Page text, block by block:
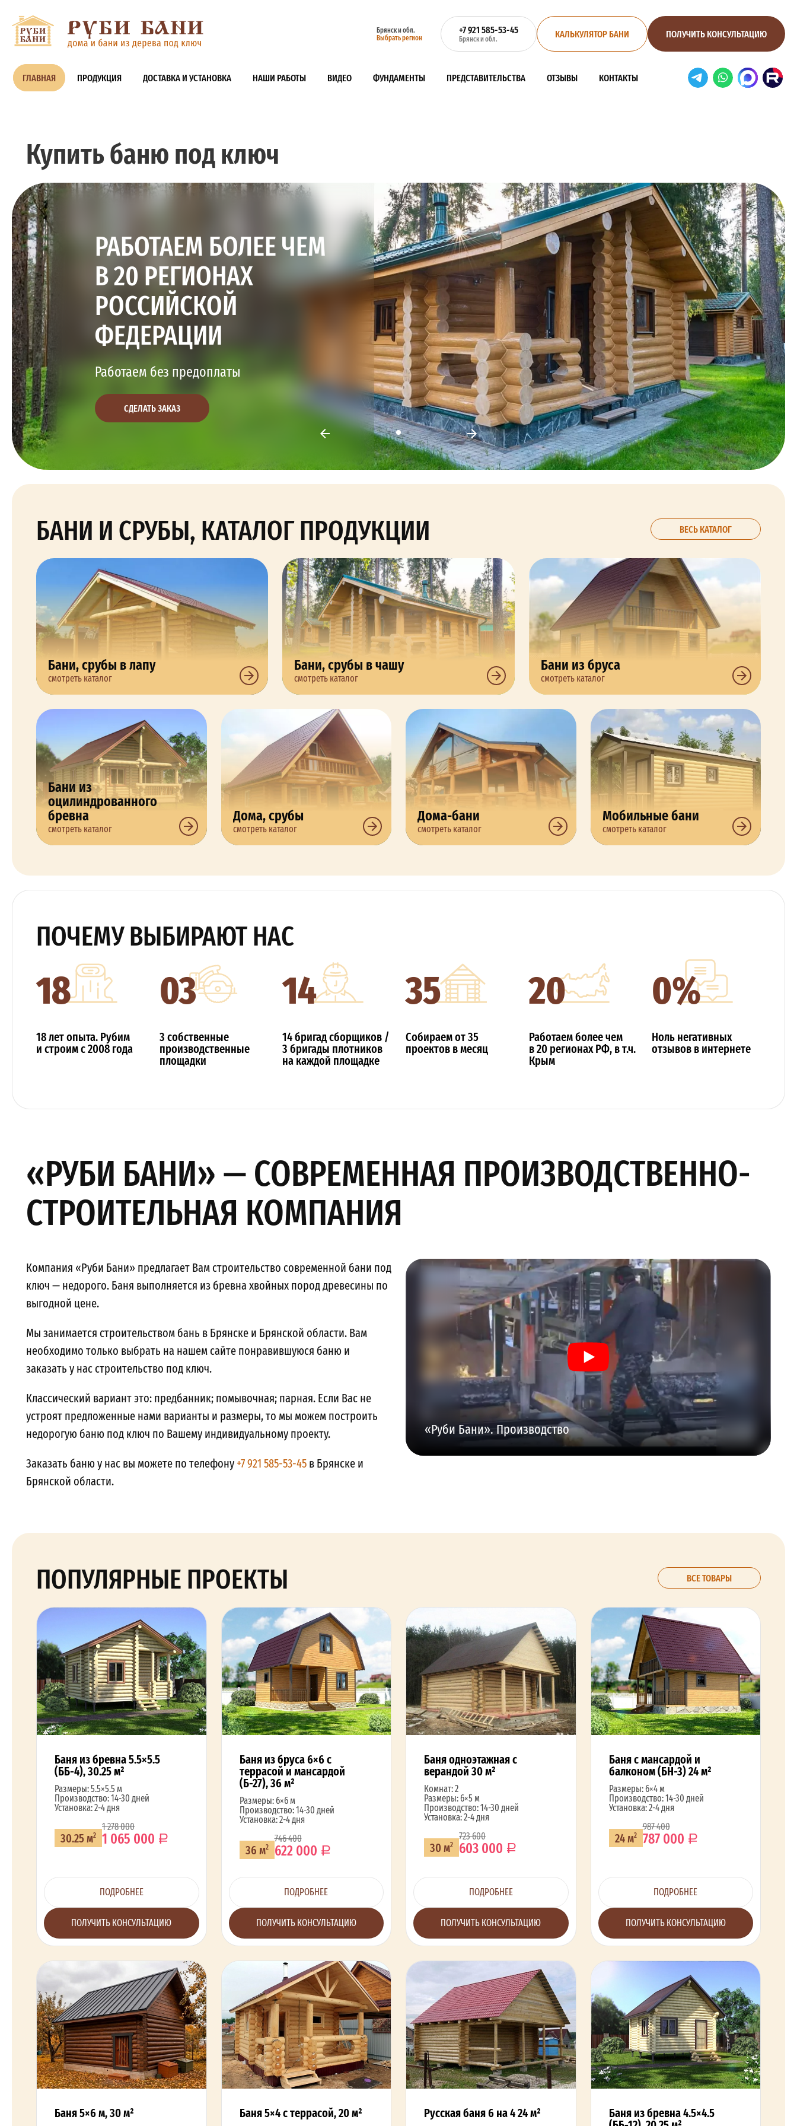
Брянск и обл.
Выбрать регион
+7 921 585-53-45
Брянск и обл. КАЛЬКУЛЯТОР БАНИ ПОЛУЧИТЬ КОНСУЛЬТАЦИЮ
ГЛАВНАЯ ПРОДУКЦИЯ ДОСТАВКА И УСТАНОВКА НАШИ РАБОТЫ ВИДЕО ФУНДАМЕНТЫ ПРЕДСТАВИТЕЛЬСТВА ОТЗЫВЫ КОНТАКТЫ
Купить баню под ключ
РАБОТАЕМ БОЛЕЕ ЧЕМ
В 20 РЕГИОНАХ
РОССИЙСКОЙ
ФЕДЕРАЦИИ
Работаем без предоплаты
СДЕЛАТЬ ЗАКАЗ
БАНИ И СРУБЫ, КАТАЛОГ ПРОДУКЦИИ ВЕСЬ КАТАЛОГ
Бани, срубы в лапу
смотреть каталог
Бани, срубы в чашу
смотреть каталог
Бани из бруса
смотреть каталог
Бани из
оцилиндрованного
бревна
смотреть каталог
Дома, срубы
смотреть каталог
Дома-бани
смотреть каталог
Мобильные бани
смотреть каталог
ПОЧЕМУ ВЫБИРАЮТ НАС
18
18 лет опыта. Рубим
и строим с 2008 года
03
3 собственные
производственные
площадки
14
14 бригад сборщиков /
3 бригады плотников
на каждой площадке
35
Собираем от 35
проектов в месяц
20
Работаем более чем
в 20 регионах РФ, в т.ч.
Крым
0%
Ноль негативных
отзывов в интернете
«РУБИ БАНИ» — СОВРЕМЕННАЯ ПРОИЗВОДСТВЕННО-
СТРОИТЕЛЬНАЯ КОМПАНИЯ
Компания «Руби Бани» предлагает Вам строительство современной бани под
ключ — недорого. Баня выполняется из бревна хвойных пород древесины по
выгодной цене.
Мы занимается строительством бань в Брянске и Брянской области. Вам
необходимо только выбрать на нашем сайте понравившуюся баню и
заказать у нас строительство под ключ.
Классический вариант это: предбанник; помывочная; парная. Если Вас не
устроят предложенные нами варианты и размеры, то мы можем построить
недорогую баню под ключ по Вашему индивидуальному проекту.
Заказать баню у нас вы можете по телефону+7 921 585-53-45в Брянске и
Брянской области.
«Руби Бани». Производство
ПОПУЛЯРНЫЕ ПРОЕКТЫ ВСЕ ТОВАРЫ
Баня из бревна 5.5×5.5
(ББ-4), 30.25 м²
Размеры: 5.5×5.5 м
Производство: 14-30 дней
Установка: 2-4 дня
30.25 м2
1 278 000
1 065 000
ПОДРОБНЕЕ
ПОЛУЧИТЬ КОНСУЛЬТАЦИЮ
Баня из бруса 6×6 с
террасой и мансардой
(Б-27), 36 м²
Размеры: 6×6 м
Производство: 14-30 дней
Установка: 2-4 дня
36 м2
746 400
622 000
ПОДРОБНЕЕ
ПОЛУЧИТЬ КОНСУЛЬТАЦИЮ
Баня одноэтажная с
верандой 30 м²
Комнат: 2
Размеры: 6×5 м
Производство: 14-30 дней
Установка: 2-4 дня
30 м2
723 600
603 000
ПОДРОБНЕЕ
ПОЛУЧИТЬ КОНСУЛЬТАЦИЮ
Баня с мансардой и
балконом (БН-3) 24 м²
Размеры: 6×4 м
Производство: 14-30 дней
Установка: 2-4 дня
24 м2
987 400
787 000
ПОДРОБНЕЕ
ПОЛУЧИТЬ КОНСУЛЬТАЦИЮ
Баня 5×6 м, 30 м² Баня 5×4 с террасой, 20 м² Русская баня 6 на 4 24 м² Баня из бревна 4.5×4.5